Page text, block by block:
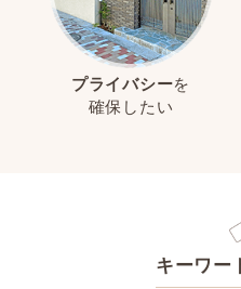
プライバシーを
確保したい
キーワー